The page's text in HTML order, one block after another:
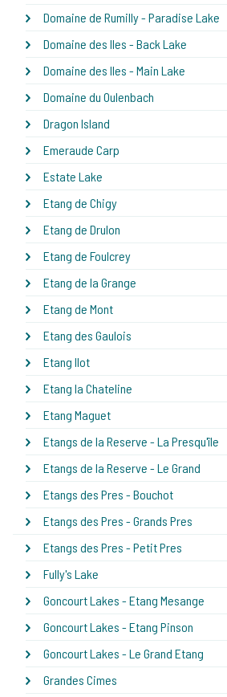
Domaine de Rumilly - Paradise Lake
Domaine des Iles - Back Lake
Domaine des Iles - Main Lake
Domaine du Oulenbach
Dragon Island
Emeraude Carp
Estate Lake
Etang de Chigy
Etang de Drulon
Etang de Foulcrey
Etang de la Grange
Etang de Mont
Etang des Gaulois
Etang Ilot
Etang la Chateline
Etang Maguet
Etangs de la Reserve - La Presqu'île
Etangs de la Reserve - Le Grand
Etangs des Pres - Bouchot
Etangs des Pres - Grands Pres
Etangs des Pres - Petit Pres
Fully's Lake
Goncourt Lakes - Etang Mesange
Goncourt Lakes - Etang Pinson
Goncourt Lakes - Le Grand Etang
Grandes Cimes